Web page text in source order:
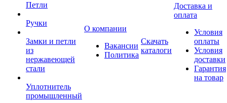
Петли
Ручки
Замки и петли
из
нержавеющей
стали
Уплотнитель
промышленный
О компании
Вакансии
Политика
Скачать
каталоги
Доставка и
оплата
Условия
оплаты
Условия
доставки
Гарантия
на товар